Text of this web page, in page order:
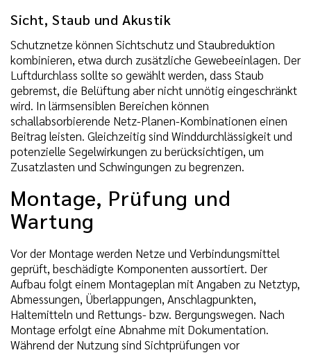
Sicht, Staub und Akustik
Schutznetze können Sichtschutz und Staubreduktion
kombinieren, etwa durch zusätzliche Gewebeeinlagen. Der
Luftdurchlass sollte so gewählt werden, dass Staub
gebremst, die Belüftung aber nicht unnötig eingeschränkt
wird. In lärmsensiblen Bereichen können
schallabsorbierende Netz-Planen-Kombinationen einen
Beitrag leisten. Gleichzeitig sind Winddurchlässigkeit und
potenzielle Segelwirkungen zu berücksichtigen, um
Zusatzlasten und Schwingungen zu begrenzen.
Montage, Prüfung und
Wartung
Vor der Montage werden Netze und Verbindungsmittel
geprüft, beschädigte Komponenten aussortiert. Der
Aufbau folgt einem Montageplan mit Angaben zu Netztyp,
Abmessungen, Überlappungen, Anschlagpunkten,
Haltemitteln und Rettungs- bzw. Bergungswegen. Nach
Montage erfolgt eine Abnahme mit Dokumentation.
Während der Nutzung sind Sichtprüfungen vor